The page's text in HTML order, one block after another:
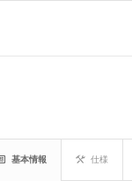
基本情報 仕様